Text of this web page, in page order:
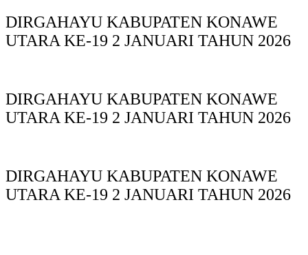
DIRGAHAYU KABUPATEN KONAWE
UTARA KE-19 2 JANUARI TAHUN 2026
DIRGAHAYU KABUPATEN KONAWE
UTARA KE-19 2 JANUARI TAHUN 2026
DIRGAHAYU KABUPATEN KONAWE
UTARA KE-19 2 JANUARI TAHUN 2026